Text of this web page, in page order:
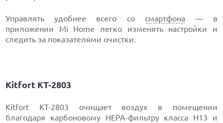
Управлять удобнее всего со смартфона— в
приложении Mi Home легко изменять настройки и
следить за показателями очистки.
Kitfort KT-2803
Kitfort KT-2803 очищает воздух в помещении
благодаря карбоновому HEPA-фильтру класса H13 и